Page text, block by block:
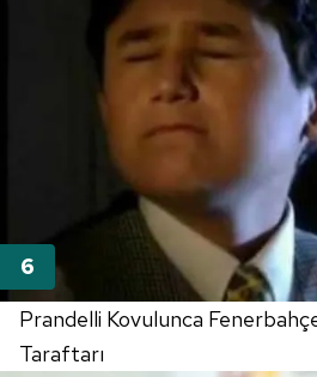
Prandelli Kovulunca
Taraftarı